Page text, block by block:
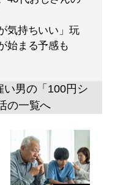
気持ちいい」玩
始まる予感も
い男の「100円シ
の一覧へ